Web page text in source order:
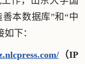
本数据库”和“中
下：
（IP